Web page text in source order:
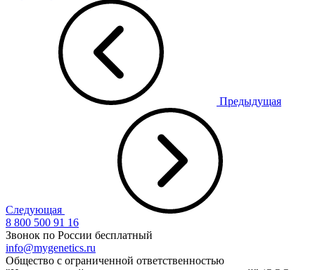
Предыдущая
Следующая
8 800 500 91 16
Звонок по России бесплатный
info@mygenetics.ru
Общество с ограниченной ответственностью